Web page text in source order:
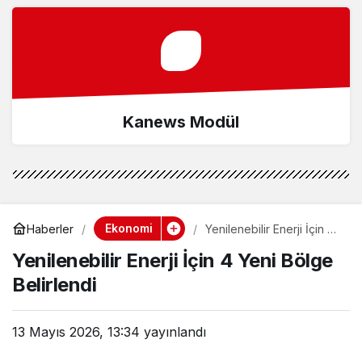
Kanews Modül
Haberler Ekonomi
Yenilenebilir Enerji İçin 4
Yenilenebilir Enerji İçin 4 Yeni Bölge
Belirlendi
13 Mayıs 2026, 13:34 yayınlandı